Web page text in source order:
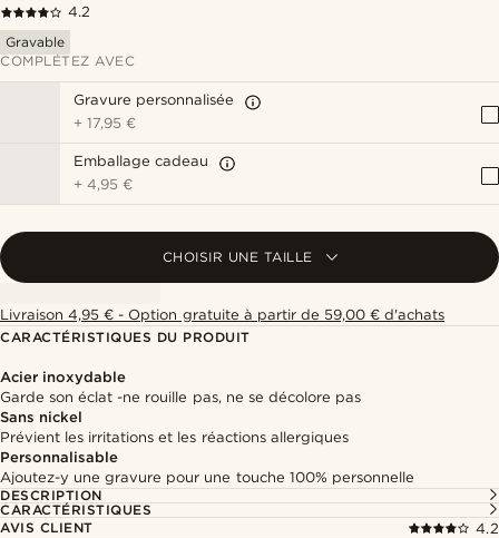
4.2
Gravable
COMPLÉTEZ AVEC
Gravure personnalisée
+17,95 €
Emballage cadeau
+4,95 €
CHOISIR UNE TAILLE
Livraison 4,95 € - Option gratuite à partir de 59,00 € d'achats
CARACTÉRISTIQUES DU PRODUIT
Acier inoxydable
Garde son éclat -ne rouille pas, ne se décolore pas
Sans nickel
Prévient les irritations et les réactions allergiques
Personnalisable
Ajoutez-y une gravure pour une touche 100% personnelle
DESCRIPTION
CARACTÉRISTIQUES
AVIS CLIENT
4.2